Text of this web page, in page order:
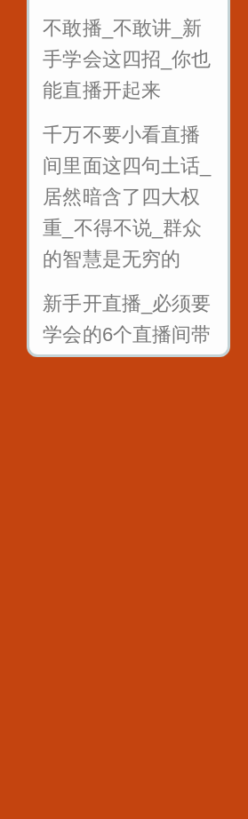
混的好的人_这四句
话说的最多
面试的时候_懂得面
试官的心_这样回答
提高通过率
职场处处都是坑_要
学会听弦外之音_品
言外之意
公司年会如何发言_
为你们准备好了
不敢播_不敢讲_新
手学会这四招_你也
能直播开起来
千万不要小看直播
间里面这四句土话_
居然暗含了四大权
重_不得不说_群众
的智慧是无穷的
新手开直播_必须要
学会的6个直播间带